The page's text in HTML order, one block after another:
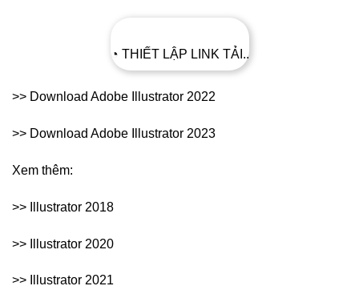
◔ THIẾT LẬP LINK TẢI..
>> Download Adobe Illustrator 2022
>> Download Adobe Illustrator 2023
Xem thêm:
>> Illustrator 2018
>> Illustrator 2020
>> Illustrator 2021